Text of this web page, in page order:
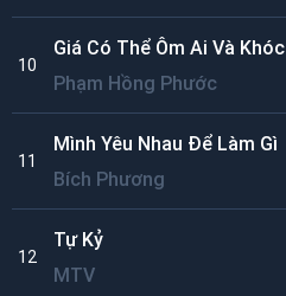
10
Giá Có Thể Ôm Ai Và Khóc
Phạm Hồng Phước
11
Mình Yêu Nhau Để Làm Gì
Bích Phương
12
Tự Kỷ
MTV